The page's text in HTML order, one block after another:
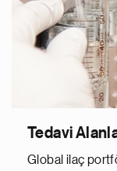
Tedavi
Global ilaç